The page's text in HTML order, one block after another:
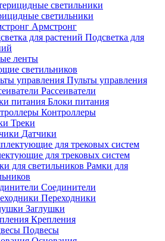
светильники
Армстронг
Подсветка для
ленты
светильников
Пульты управления
Рассеиватели
Блоки питания
Контроллеры
Треки
Датчики
для трековых систем
Рамки для
Соединители
Переходники
Заглушки
Крепления
Подвесы